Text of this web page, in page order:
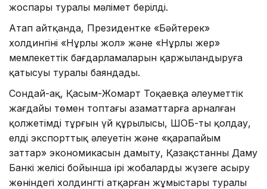
жоспары туралы мәлімет берілді.
Атап айтқанда, Президентке «Бәйтерек»
холдингінің «Нұрлы жол» және «Нұрлы жер»
мемлекеттік бағдарламаларын қаржыландыруға
қатысуы туралы баяндады.
Сондай-ақ, Қасым-Жомарт Тоқаевқа әлеуметтік
жағдайы төмен топтағы азаматтарға арналған
қолжетімді тұрғын үй құрылысы, ШОБ-ты қолдау,
елдің экспорттық әлеуетін және «қарапайым
заттар» экономикасын дамыту, Қазақстанның Даму
Банкі желісі бойынша ірі жобаларды жүзеге асыру
жөніндегі холдингтің атқарған жұмыстары туралы